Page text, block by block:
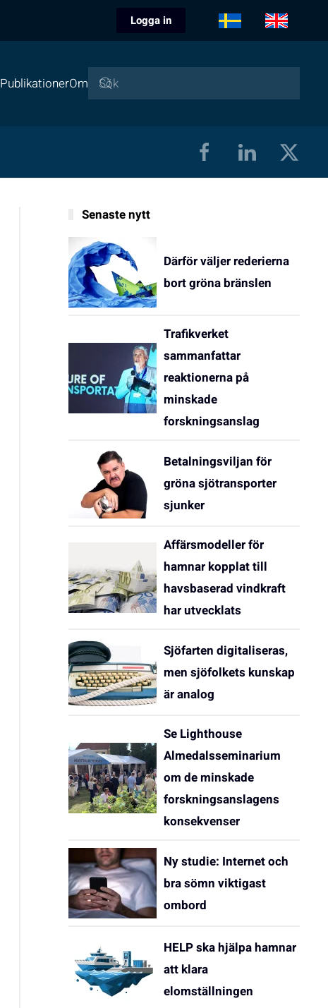
Logga in
PublikationerOm
Senaste nytt
Därför väljer rederierna
bort gröna bränslen
Trafikverket
sammanfattar
reaktionerna på
minskade
forskningsanslag
Betalningsviljan för
gröna sjötransporter
sjunker
Affärsmodeller för
hamnar kopplat till
havsbaserad vindkraft
har utvecklats
Sjöfarten digitaliseras,
men sjöfolkets kunskap
är analog
Se Lighthouse
Almedalsseminarium
om de minskade
forskningsanslagens
konsekvenser
Ny studie: Internet och
bra sömn viktigast
ombord
HELP ska hjälpa hamnar
att klara
elomställningen